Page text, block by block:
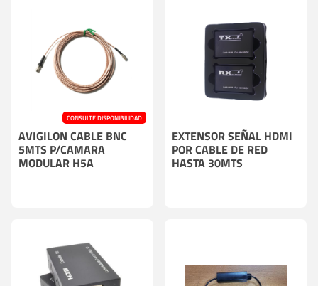
CONSULTE DISPONIBILIDAD
AVIGILON CABLE BNC
5MTS P/CAMARA
MODULAR H5A
EXTENSOR SEÑAL HDMI
POR CABLE DE RED
HASTA 30MTS